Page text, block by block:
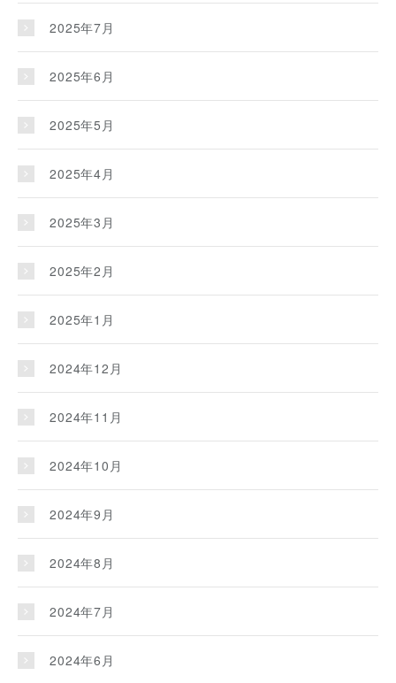
2025年7月
2025年6月
2025年5月
2025年4月
2025年3月
2025年2月
2025年1月
2024年12月
2024年11月
2024年10月
2024年9月
2024年8月
2024年7月
2024年6月